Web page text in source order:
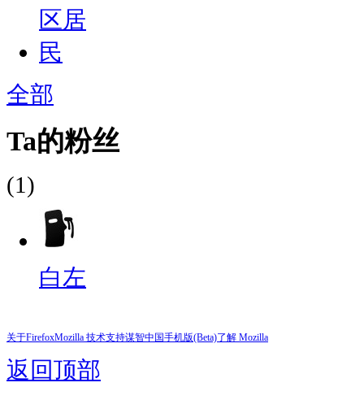
全部
Ta的粉丝
(1)
白左
关于FirefoxMozilla 技术支持谋智中国手机版(Beta)了解 Mozilla
返回顶部